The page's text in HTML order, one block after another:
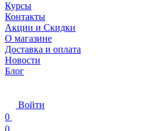
Курсы
Контакты
Акции и Скидки
О магазине
Доставка и оплата
Новости
Блог
Войти
0
0